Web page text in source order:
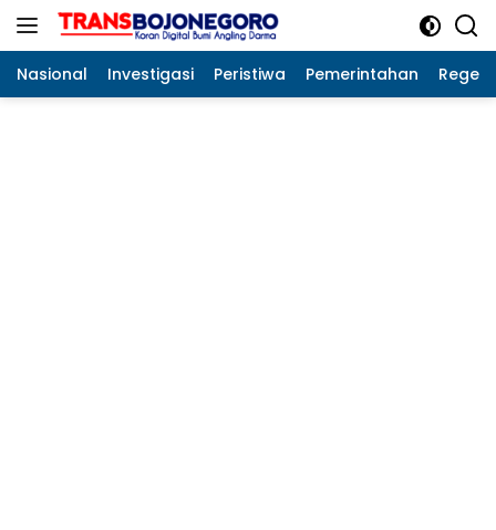
Langsung
Nasional Investigasi Peristiwa Pemerintahan